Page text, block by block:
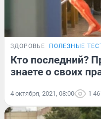
ЗДОРОВЬЕ ПОЛЕЗНЫЕ
Кто последний?
знаете о своих
4 октября, 2021, 08:00 1